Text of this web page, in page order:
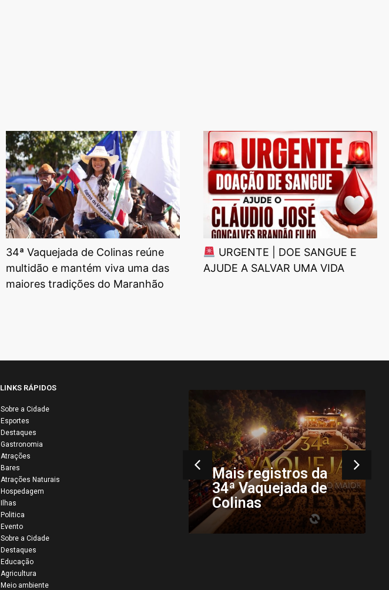
34ª Vaquejada de Colinas reúne
multidão e mantém viva uma das
maiores tradições do Maranhão
URGENTE | DOE SANGUE E
AJUDE A SALVAR UMA VIDA
LINKS RÁPIDOS
Sobre a Cidade
Esportes
Destaques
Gastronomia
Atrações
Bares
Atrações Naturais
Hospedagem
Ilhas
Politica
Evento
Sobre a Cidade
Destaques
Educação
Agricultura
Meio ambiente
Mais registros da
34ª Vaquejada de
34ª Vaquejada do
Parque Onildo
Maior reúne
multidão e
confirma Colinas
como a capital da
tradição sertaneja